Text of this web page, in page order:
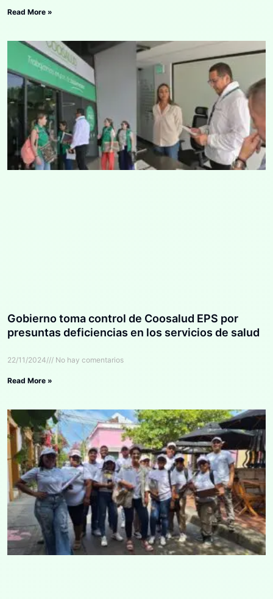
Read More »
Gobierno toma control de Coosalud EPS por
presuntas deficiencias en los servicios de salud
22/11/2024 No hay comentarios
Read More »